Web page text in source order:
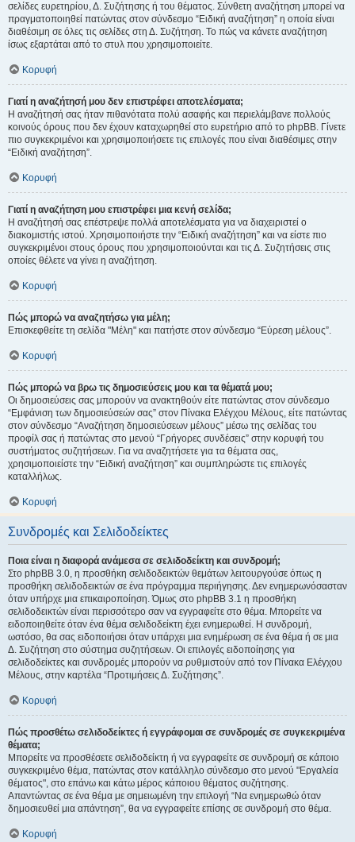
σελίδες ευρετηρίου, Δ. Συζήτησης ή του θέματος. Σύνθετη αναζήτηση μπορεί να
πραγματοποιηθεί πατώντας στον σύνδεσμο “Ειδική αναζήτηση” η οποία είναι
διαθέσιμη σε όλες τις σελίδες στη Δ. Συζήτηση. Το πώς να κάνετε αναζήτηση
ίσως εξαρτάται από το στυλ που χρησιμοποιείτε.
Κορυφή
Γιατί η αναζήτησή μου δεν επιστρέφει αποτελέσματα;
Η αναζήτησή σας ήταν πιθανότατα πολύ ασαφής και περιελάμβανε πολλούς
κοινούς όρους που δεν έχουν καταχωρηθεί στο ευρετήριο από το phpBB. Γίνετε
πιο συγκεκριμένοι και χρησιμοποιήσετε τις επιλογές που είναι διαθέσιμες στην
“Ειδική αναζήτηση”.
Κορυφή
Γιατί η αναζήτηση μου επιστρέφει μια κενή σελίδα;
Η αναζήτησή σας επέστρεψε πολλά αποτελέσματα για να διαχειριστεί ο
διακομιστής ιστού. Χρησιμοποιήστε την “Ειδική αναζήτηση” και να είστε πιο
συγκεκριμένοι στους όρους που χρησιμοποιούνται και τις Δ. Συζητήσεις στις
οποίες θέλετε να γίνει η αναζήτηση.
Κορυφή
Πώς μπορώ να αναζητήσω για μέλη;
Επισκεφθείτε τη σελίδα "Μέλη" και πατήστε στον σύνδεσμο “Εύρεση μέλους”.
Κορυφή
Πώς μπορώ να βρω τις δημοσιεύσεις μου και τα θέματά μου;
Οι δημοσιεύσεις σας μπορούν να ανακτηθούν είτε πατώντας στον σύνδεσμο
“Εμφάνιση των δημοσιεύσεών σας” στον Πίνακα Ελέγχου Μέλους, είτε πατώντας
στον σύνδεσμο “Αναζήτηση δημοσιεύσεων μέλους” μέσω της σελίδας του
προφίλ σας ή πατώντας στο μενού “Γρήγορες συνδέσεις” στην κορυφή του
συστήματος συζητήσεων. Για να αναζητήσετε για τα θέματα σας,
χρησιμοποιείστε την “Ειδική αναζήτηση” και συμπληρώστε τις επιλογές
καταλλήλως.
Κορυφή
Συνδρομές και Σελιδοδείκτες
Ποια είναι η διαφορά ανάμεσα σε σελιδοδείκτη και συνδρομή;
Στο phpBB 3.0, η προσθήκη σελιδοδεικτών θεμάτων λειτουργούσε όπως η
προσθήκη σελιδοδεικτών σε ένα πρόγραμμα περιήγησης. Δεν ενημερωνόσασταν
όταν υπήρχε μια επικαιροποίηση. Όμως στο phpBB 3.1 η προσθήκη
σελιδοδεικτών είναι περισσότερο σαν να εγγραφείτε στο θέμα. Μπορείτε να
ειδοποιηθείτε όταν ένα θέμα σελιδοδείκτη έχει ενημερωθεί. Η συνδρομή,
ωστόσο, θα σας ειδοποιήσει όταν υπάρχει μια ενημέρωση σε ένα θέμα ή σε μια
Δ. Συζήτηση στο σύστημα συζητήσεων. Οι επιλογές ειδοποίησης για
σελιδοδείκτες και συνδρομές μπορούν να ρυθμιστούν από τον Πίνακα Ελέγχου
Μέλους, στην καρτέλα “Προτιμήσεις Δ. Συζήτησης”.
Κορυφή
Πώς προσθέτω σελιδοδείκτες ή εγγράφομαι σε συνδρομές σε συγκεκριμένα
θέματα;
Μπορείτε να προσθέσετε σελιδοδείκτη ή να εγγραφείτε σε συνδρομή σε κάποιο
συγκεκριμένο θέμα, πατώντας στον κατάλληλο σύνδεσμο στο μενού "Εργαλεία
θέματος", στο επάνω και κάτω μέρος κάποιου θέματος συζήτησης.
Απαντώντας σε ένα θέμα με σημειωμένη την επιλογή “Να ενημερωθώ όταν
δημοσιευθεί μια απάντηση”, θα να εγγραφείτε επίσης σε συνδρομή στο θέμα.
Κορυφή